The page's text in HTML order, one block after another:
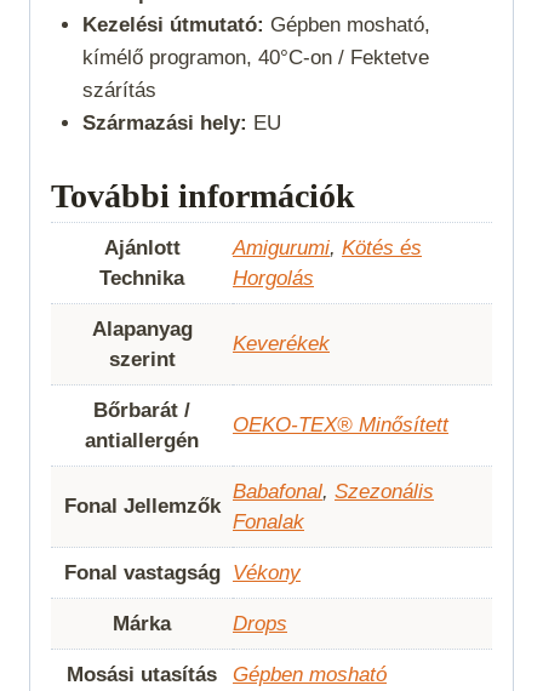
Kezelési útmutató: Gépben mosható,
kímélő programon, 40°C-on / Fektetve
szárítás
Származási hely: EU
További információk
Ajánlott
Technika
Amigurumi, Kötés és
Horgolás
Alapanyag
szerint
Keverékek
Bőrbarát /
antiallergén
OEKO-TEX® Minősített
Fonal Jellemzők
Babafonal, Szezonális
Fonalak
Fonal vastagság Vékony
Márka Drops
Mosási utasítás Gépben mosható